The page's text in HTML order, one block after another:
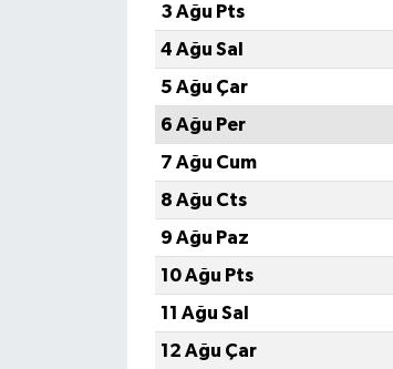
3 Ağu Pts
4 Ağu Sal
5 Ağu Çar
6 Ağu Per
7 Ağu Cum
8 Ağu Cts
9 Ağu Paz
10 Ağu Pts
11 Ağu Sal
12 Ağu Çar